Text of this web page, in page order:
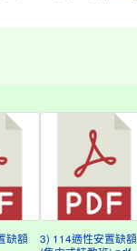
缺額
3) 114適性安置缺額